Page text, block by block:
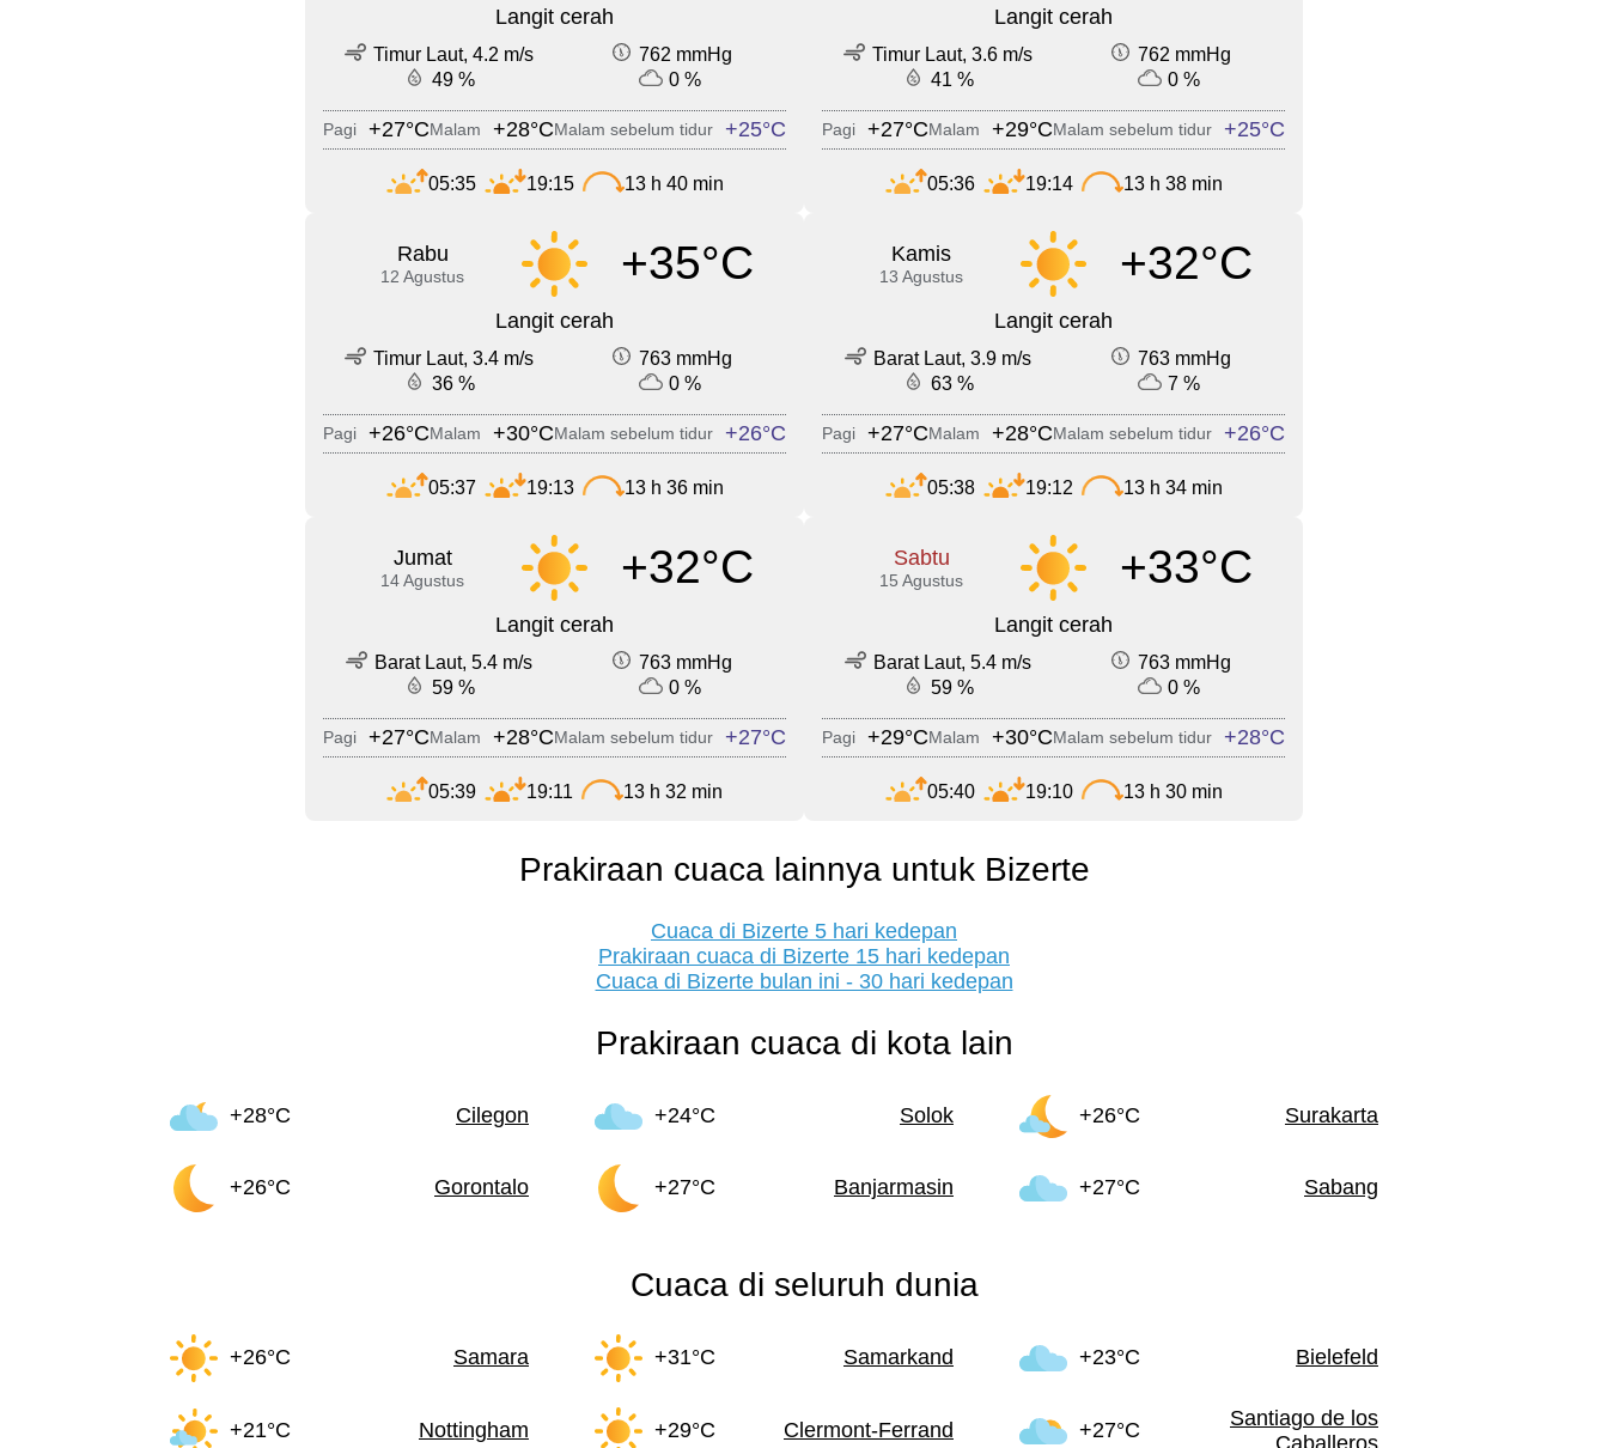
Langit cerah
Timur Laut, 4.2 m/s
762 mmHg
49 %
0 %
Pagi +27°CMalam +28°CMalam sebelum tidur +25°C
05:35 19:15 13 h 40 min
Langit cerah
Timur Laut, 3.6 m/s
762 mmHg
41 %
0 %
Pagi +27°CMalam +29°CMalam sebelum tidur +25°C
05:36 19:14 13 h 38 min
Rabu
12 Agustus +35°C
Langit cerah
Timur Laut, 3.4 m/s
763 mmHg
36 %
0 %
Pagi +26°CMalam +30°CMalam sebelum tidur +26°C
05:37 19:13 13 h 36 min
Kamis
13 Agustus +32°C
Langit cerah
Barat Laut, 3.9 m/s
763 mmHg
63 %
7 %
Pagi +27°CMalam +28°CMalam sebelum tidur +26°C
05:38 19:12 13 h 34 min
Jumat
14 Agustus +32°C
Langit cerah
Barat Laut, 5.4 m/s
763 mmHg
59 %
0 %
Pagi +27°CMalam +28°CMalam sebelum tidur +27°C
05:39 19:11 13 h 32 min
Sabtu
15 Agustus +33°C
Langit cerah
Barat Laut, 5.4 m/s
763 mmHg
59 %
0 %
Pagi +29°CMalam +30°CMalam sebelum tidur +28°C
05:40 19:10 13 h 30 min
Prakiraan cuaca lainnya untuk Bizerte
Cuaca di Bizerte 5 hari kedepan
Prakiraan cuaca di Bizerte 15 hari kedepan
Cuaca di Bizerte bulan ini - 30 hari kedepan
Prakiraan cuaca di kota lain
+28°C Cilegon +24°C Solok +26°C Surakarta
+26°C Gorontalo +27°C Banjarmasin +27°C Sabang
Cuaca di seluruh dunia
+26°C Samara +31°C Samarkand +23°C Bielefeld
+21°C Nottingham +29°C Clermont-Ferrand +27°C
Santiago de los
Caballeros